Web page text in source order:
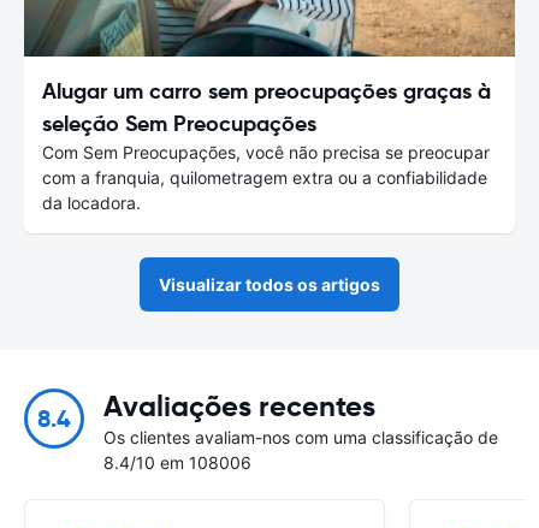
Alugar um carro sem preocupações graças à
seleção Sem Preocupações
Com Sem Preocupações, você não precisa se preocupar
com a franquia, quilometragem extra ou a confiabilidade
da locadora.
Visualizar todos os artigos
8.4 Avaliações recentes
Os clientes avaliam-nos com uma classificação de
8.4/10 em 108006